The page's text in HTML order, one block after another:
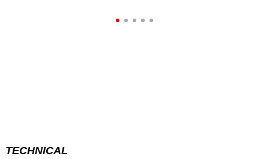
TECHNICAL